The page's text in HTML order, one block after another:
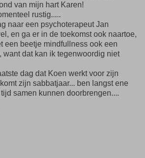
van mijn hart Karen!
rustig.....
naar een psychoterapeut Jan
en ga er in de toekomst ook naartoe,
een beetje mindfullness ook een
want dat kan ik tegenwoordig niet
dag dat Koen werkt voor zijn
zijn sabbatjaar... ben langst ene
samen kunnen doorbrengen....